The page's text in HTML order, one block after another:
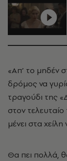
«Απ’ το μηδέν
δρόμος να
τραγούδι της
στον
μένει στα
Θα πει πολλά,